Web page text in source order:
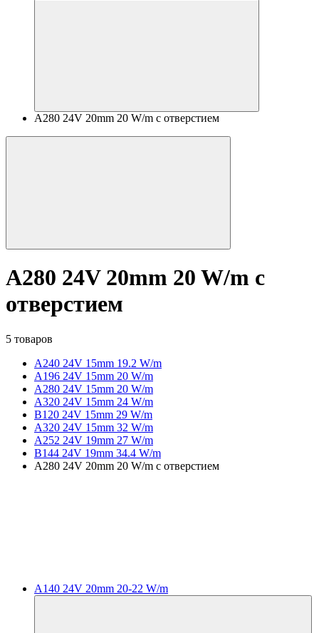
A280 24V 20mm 20 W/m с отверстием
A280 24V 20mm 20 W/m с
отверстием
5 товаров
A240 24V 15mm 19.2 W/m
A196 24V 15mm 20 W/m
A280 24V 15mm 20 W/m
A320 24V 15mm 24 W/m
B120 24V 15mm 29 W/m
A320 24V 15mm 32 W/m
A252 24V 19mm 27 W/m
B144 24V 19mm 34.4 W/m
A280 24V 20mm 20 W/m с отверстием
A140 24V 20mm 20-22 W/m